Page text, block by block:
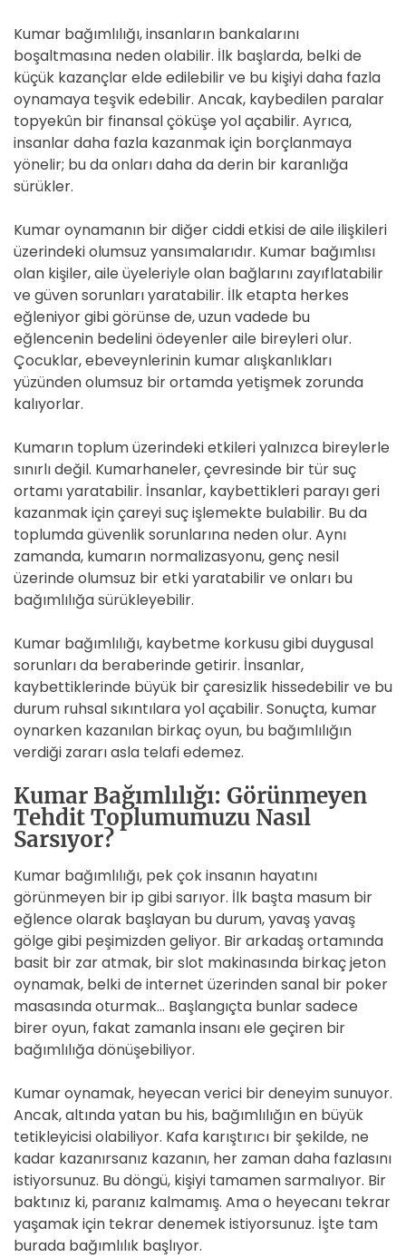
Kumar bağımlılığı, insanların bankalarını
boşaltmasına neden olabilir. İlk başlarda, belki de
küçük kazançlar elde edilebilir ve bu kişiyi daha fazla
oynamaya teşvik edebilir. Ancak, kaybedilen paralar
topyekûn bir finansal çöküşe yol açabilir. Ayrıca,
insanlar daha fazla kazanmak için borçlanmaya
yönelir; bu da onları daha da derin bir karanlığa
sürükler.
Kumar oynamanın bir diğer ciddi etkisi de aile ilişkileri
üzerindeki olumsuz yansımalarıdır. Kumar bağımlısı
olan kişiler, aile üyeleriyle olan bağlarını zayıflatabilir
ve güven sorunları yaratabilir. İlk etapta herkes
eğleniyor gibi görünse de, uzun vadede bu
eğlencenin bedelini ödeyenler aile bireyleri olur.
Çocuklar, ebeveynlerinin kumar alışkanlıkları
yüzünden olumsuz bir ortamda yetişmek zorunda
kalıyorlar.
Kumarın toplum üzerindeki etkileri yalnızca bireylerle
sınırlı değil. Kumarhaneler, çevresinde bir tür suç
ortamı yaratabilir. İnsanlar, kaybettikleri parayı geri
kazanmak için çareyi suç işlemekte bulabilir. Bu da
toplumda güvenlik sorunlarına neden olur. Aynı
zamanda, kumarın normalizasyonu, genç nesil
üzerinde olumsuz bir etki yaratabilir ve onları bu
bağımlılığa sürükleyebilir.
Kumar bağımlılığı, kaybetme korkusu gibi duygusal
sorunları da beraberinde getirir. İnsanlar,
kaybettiklerinde büyük bir çaresizlik hissedebilir ve bu
durum ruhsal sıkıntılara yol açabilir. Sonuçta, kumar
oynarken kazanılan birkaç oyun, bu bağımlılığın
verdiği zararı asla telafi edemez.
Kumar Bağımlılığı: Görünmeyen
Tehdit Toplumumuzu Nasıl
Sarsıyor?
Kumar bağımlılığı, pek çok insanın hayatını
görünmeyen bir ip gibi sarıyor. İlk başta masum bir
eğlence olarak başlayan bu durum, yavaş yavaş
gölge gibi peşimizden geliyor. Bir arkadaş ortamında
basit bir zar atmak, bir slot makinasında birkaç jeton
oynamak, belki de internet üzerinden sanal bir poker
masasında oturmak… Başlangıçta bunlar sadece
birer oyun, fakat zamanla insanı ele geçiren bir
bağımlılığa dönüşebiliyor.
Kumar oynamak, heyecan verici bir deneyim sunuyor.
Ancak, altında yatan bu his, bağımlılığın en büyük
tetikleyicisi olabiliyor. Kafa karıştırıcı bir şekilde, ne
kadar kazanırsanız kazanın, her zaman daha fazlasını
istiyorsunuz. Bu döngü, kişiyi tamamen sarmalıyor. Bir
baktınız ki, paranız kalmamış. Ama o heyecanı tekrar
yaşamak için tekrar denemek istiyorsunuz. İşte tam
burada bağımlılık başlıyor.